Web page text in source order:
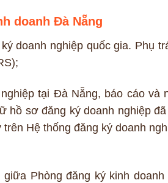
doanh Đà Nẵng
doanh nghiệp quốc gia. Phụ
tại Đà Nẵng, báo cáo và
hồ sơ đăng ký doanh nghiệp
Hệ thống đăng ký doanh
Phòng đăng ký kinh